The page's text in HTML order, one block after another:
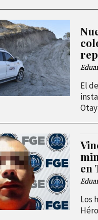
El
Otay
en
Los